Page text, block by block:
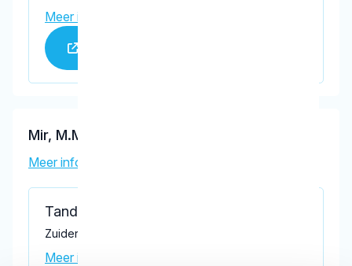
Meer informatie praktijk
Mir, M.M.W.
Meer informatie tandarts
Tandarts Oldebroek
Zuiderzeestraatweg 177, Oldebroek 8096 BH
Meer informatie praktijk